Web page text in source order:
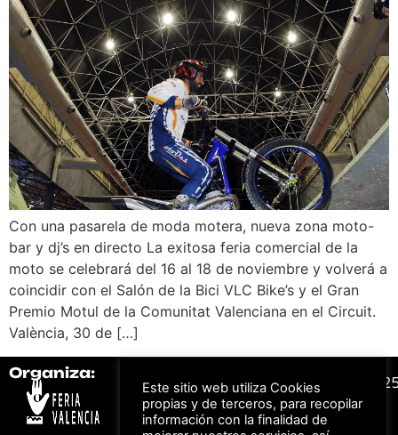
Con una pasarela de moda motera, nueva zona moto-
bar y dj’s en directo La exitosa feria comercial de la
moto se celebrará del 16 al 18 de noviembre y volverá a
coincidir con el Salón de la Bici VLC Bike’s y el Gran
Premio Motul de la Comunitat Valenciana en el Circuit.
València, 30 de […]
Organiza:
Bonos descuento para
Este sitio web utiliza Cookies
propias y de terceros, para recopilar
información con la finalidad de